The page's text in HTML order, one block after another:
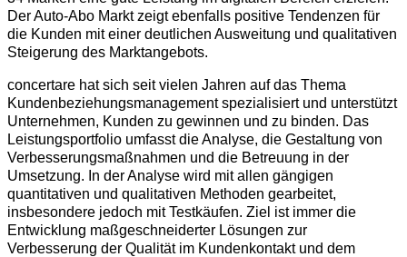
Der Auto-Abo Markt zeigt ebenfalls positive Tendenzen für
die Kunden mit einer deutlichen Ausweitung und qualitativen
Steigerung des Marktangebots.
concertare hat sich seit vielen Jahren auf das Thema
Kundenbeziehungsmanagement spezialisiert und unterstützt
Unternehmen, Kunden zu gewinnen und zu binden. Das
Leistungsportfolio umfasst die Analyse, die Gestaltung von
Verbesserungsmaßnahmen und die Betreuung in der
Umsetzung. In der Analyse wird mit allen gängigen
quantitativen und qualitativen Methoden gearbeitet,
insbesondere jedoch mit Testkäufen. Ziel ist immer die
Entwicklung maßgeschneiderter Lösungen zur
Verbesserung der Qualität im Kundenkontakt und dem